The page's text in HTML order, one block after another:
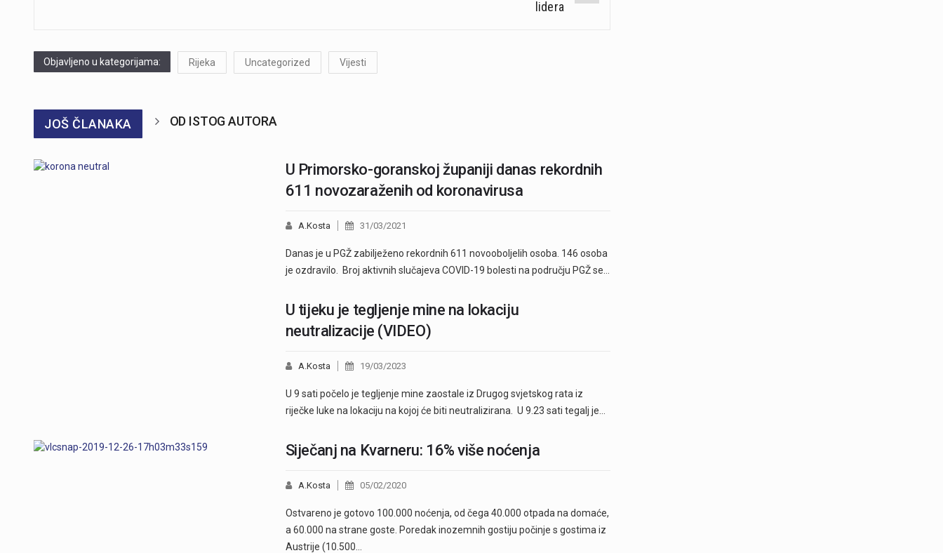
lidera
Objavljeno u kategorijama: Rijeka Uncategorized Vijesti
JOŠ ČLANAKA OD ISTOG AUTORA
U Primorsko-goranskoj županiji danas rekordnih
611 novozaraženih od koronavirusa
A.Kosta 31/03/2021
Danas je u PGŽ zabilježeno rekordnih 611 novooboljelih osoba. 146 osoba
je ozdravilo. Broj aktivnih slučajeva COVID-19 bolesti na području PGŽ se…
U tijeku je tegljenje mine na lokaciju
neutralizacije (VIDEO)
A.Kosta 19/03/2023
U 9 sati počelo je tegljenje mine zaostale iz Drugog svjetskog rata iz
riječke luke na lokaciju na kojoj će biti neutralizirana. U 9.23 sati tegalj je…
Siječanj na Kvarneru: 16% više noćenja
A.Kosta 05/02/2020
Ostvareno je gotovo 100.000 noćenja, od čega 40.000 otpada na domaće,
a 60.000 na strane goste. Poredak inozemnih gostiju počinje s gostima iz
Austrije (10.500…